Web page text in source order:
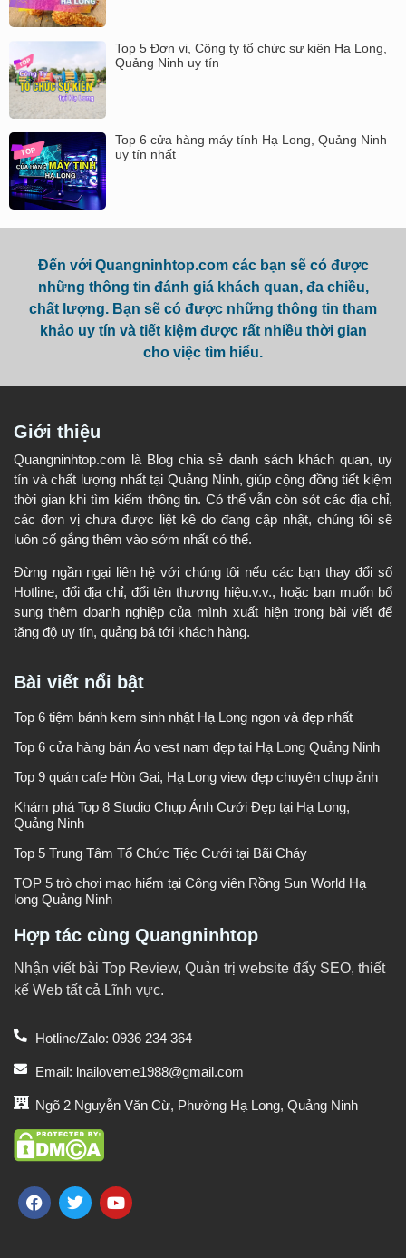
Top 5 Đơn vị, Công ty tổ chức sự kiện Hạ Long,
Quảng Ninh uy tín
Top 6 cửa hàng máy tính Hạ Long, Quảng Ninh
uy tín nhất
Đến với Quangninhtop.com các bạn sẽ có được
những thông tin đánh giá khách quan, đa chiều,
chất lượng. Bạn sẽ có được những thông tin tham
khảo uy tín và tiết kiệm được rất nhiều thời gian
cho việc tìm hiểu.
Giới thiệu
Quangninhtop.com là Blog chia sẻ danh sách khách quan, uy
tín và chất lượng nhất tại Quảng Ninh, giúp cộng đồng tiết kiệm
thời gian khi tìm kiếm thông tin. Có thể vẫn còn sót các địa chỉ,
các đơn vị chưa được liệt kê do đang cập nhật, chúng tôi sẽ
luôn cố gắng thêm vào sớm nhất có thể.
Đừng ngần ngại liên hệ với chúng tôi nếu các bạn thay đổi số
Hotline, đổi địa chỉ, đổi tên thương hiệu.v.v., hoặc bạn muốn bổ
sung thêm doanh nghiệp của mình xuất hiện trong bài viết để
tăng độ uy tín, quảng bá tới khách hàng.
Bài viết nổi bật
Top 6 tiệm bánh kem sinh nhật Hạ Long ngon và đẹp nhất
Top 6 cửa hàng bán Áo vest nam đẹp tại Hạ Long Quảng Ninh
Top 9 quán cafe Hòn Gai, Hạ Long view đẹp chuyên chụp ảnh
Khám phá Top 8 Studio Chụp Ảnh Cưới Đẹp tại Hạ Long,
Quảng Ninh
Top 5 Trung Tâm Tổ Chức Tiệc Cưới tại Bãi Cháy
TOP 5 trò chơi mạo hiểm tại Công viên Rồng Sun World Hạ
long Quảng Ninh
Hợp tác cùng Quangninhtop
Nhận viết bài Top Review, Quản trị website đẩy SEO, thiết
kế Web tất cả Lĩnh vực.
Hotline/Zalo: 0936 234 364
Email: lnailoveme1988@gmail.com
Ngõ 2 Nguyễn Văn Cừ, Phường Hạ Long, Quảng Ninh